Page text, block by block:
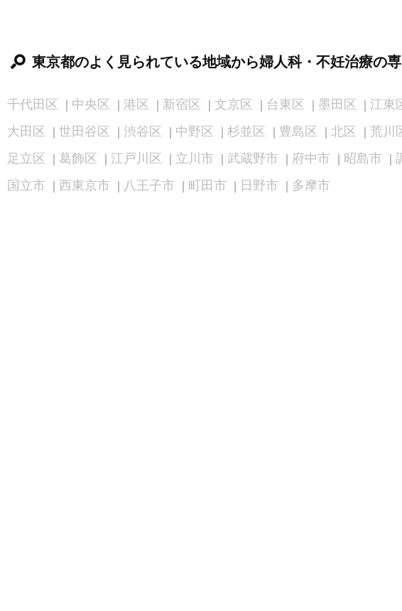
東京都のよく見られている地域から婦人科・不妊治療の
千代田区 中央区 港区 新宿区 文京区 台東区 墨田区 江東
大田区
世田谷区 渋谷区 中野区 杉並区 豊島区 北区 荒川
足立区
葛飾区 江戸川区 立川市 武蔵野市 府中市 昭島市
国立市
西東京市 八王子市 町田市 日野市 多摩市